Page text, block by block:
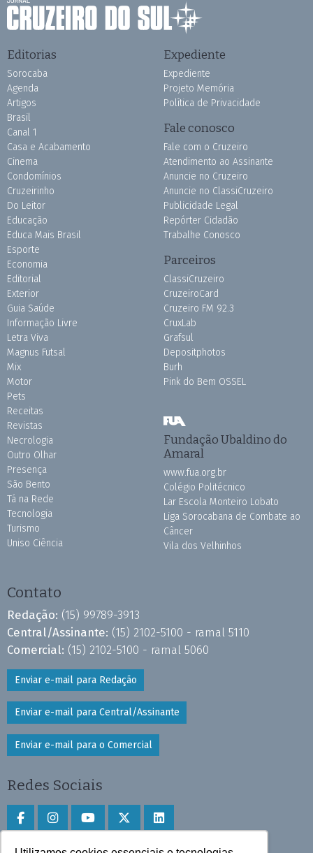
Editorias
Sorocaba
Agenda
Artigos
Brasil
Canal 1
Casa e Acabamento
Cinema
Condomínios
Cruzeirinho
Do Leitor
Educação
Educa Mais Brasil
Esporte
Economia
Editorial
Exterior
Guia Saúde
Informação Livre
Letra Viva
Magnus Futsal
Mix
Motor
Pets
Receitas
Revistas
Necrologia
Outro Olhar
Presença
São Bento
Tá na Rede
Tecnologia
Turismo
Uniso Ciência
Expediente
Expediente
Projeto Memória
Política de Privacidade
Fale conosco
Fale com o Cruzeiro
Atendimento ao Assinante
Anuncie no Cruzeiro
Anuncie no ClassiCruzeiro
Publicidade Legal
Repórter Cidadão
Trabalhe Conosco
Parceiros
ClassiCruzeiro
CruzeiroCard
Cruzeiro FM 92.3
CruxLab
Grafsul
Depositphotos
Burh
Pink do Bem OSSEL
Fundação Ubaldino do
Amaral
www.fua.org.br
Colégio Politécnico
Lar Escola Monteiro Lobato
Liga Sorocabana de Combate ao
Câncer
Vila dos Velhinhos
Contato
Redação: (15) 99789-3913
Central/Assinante: (15) 2102-5100 - ramal 5110
Comercial: (15) 2102-5100 - ramal 5060
Enviar e-mail para Redação
Enviar e-mail para Central/Assinante
Enviar e-mail para o Comercial
Redes Sociais